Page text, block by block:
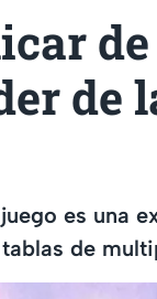
de
es una
de